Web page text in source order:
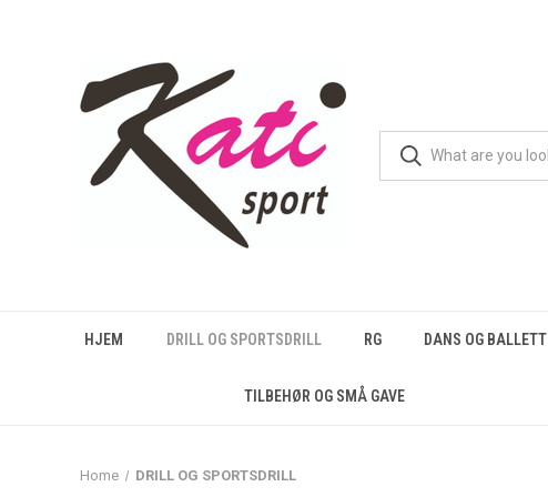
HJEM DRILL OG SPORTSDRILL RG DANS OG BALLETT
TILBEHØR OG SMÅ GAVE
Home DRILL OG SPORTSDRILL